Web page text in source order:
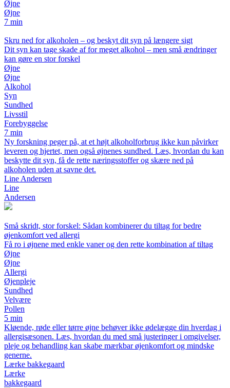
Øjne
Øjne
7 min
Skru ned for alkoholen – og beskyt dit syn på længere sigt
Dit syn kan tage skade af for meget alkohol – men små ændringer
kan gøre en stor forskel
Øjne
Øjne
Alkohol
Syn
Sundhed
Livsstil
Forebyggelse
7 min
Ny forskning peger på, at et højt alkoholforbrug ikke kun påvirker
leveren og hjertet, men også øjnenes sundhed. Læs, hvordan du kan
beskytte dit syn, få de rette næringsstoffer og skære ned på
alkoholen uden at savne det.
Line Andersen
Line
Andersen
Små skridt, stor forskel: Sådan kombinerer du tiltag for bedre
øjenkomfort ved allergi
Få ro i øjnene med enkle vaner og den rette kombination af tiltag
Øjne
Øjne
Allergi
Øjenpleje
Sundhed
Velvære
Pollen
5 min
Kløende, røde eller tørre øjne behøver ikke ødelægge din hverdag i
allergisæsonen. Læs, hvordan du med små justeringer i omgivelser,
pleje og behandling kan skabe mærkbar øjenkomfort og mindske
generne.
Lærke bakkegaard
Lærke
bakkegaard